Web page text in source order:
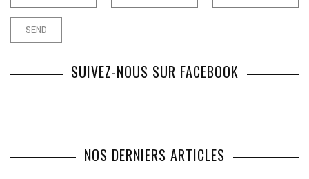
SUIVEZ-NOUS SUR FACEBOOK
NOS DERNIERS ARTICLES